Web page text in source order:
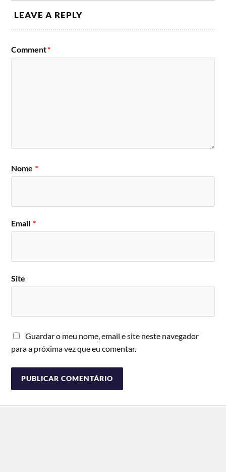
LEAVE A REPLY
Comment*
Nome *
Email *
Site
Guardar o meu nome, email e site neste navegador
para a próxima vez que eu comentar.